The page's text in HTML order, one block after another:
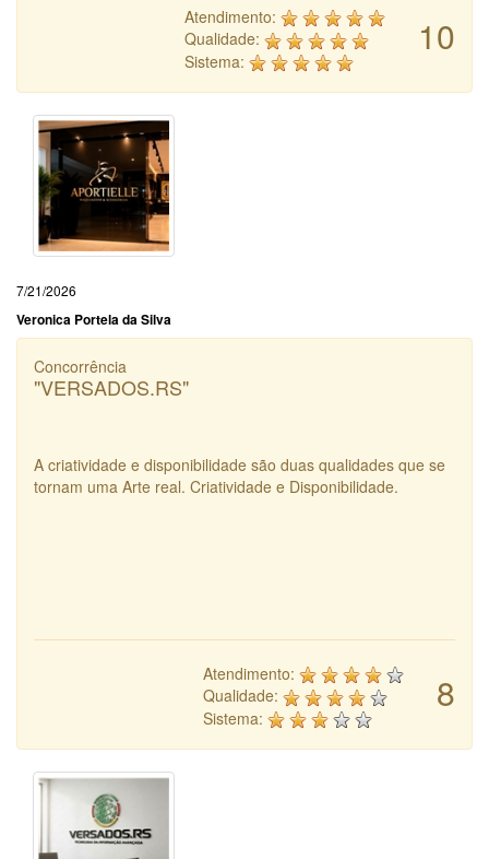
10
Atendimento:
Qualidade:
Sistema:
7/21/2026
Veronica Portela da Silva
Concorrência
"VERSADOS.RS"
A criatividade e disponibilidade são duas qualidades que se
tornam uma Arte real. Criatividade e Disponibilidade.
8
Atendimento:
Qualidade:
Sistema: